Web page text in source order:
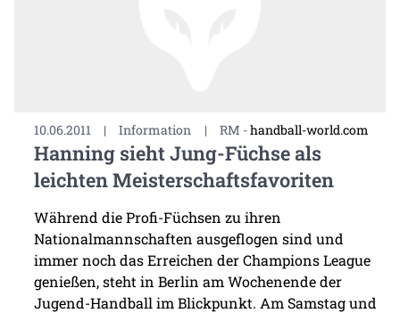
10.06.2011 | Information | RM -handball-world.com
Hanning sieht Jung-Füchse als
leichten Meisterschaftsfavoriten
Während die Profi-Füchsen zu ihren
Nationalmannschaften ausgeflogen sind und
immer noch das Erreichen der Champions League
genießen, steht in Berlin am Wochenende der
Jugend-Handball im Blickpunkt. Am Samstag und